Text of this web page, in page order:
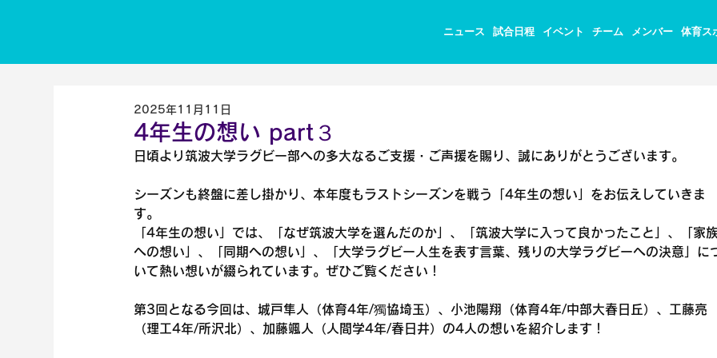
ニュース 試合日程 イベント チーム メンバー 体育ス
4年生の想い part３
2025年11月11日
日頃より筑波大学ラグビー部への多大なるご支援・ご声援を賜り、誠にありがとうございます。
シーズンも終盤に差し掛かり、本年度もラストシーズンを戦う「4年生の想い」をお伝えしていきま
す。
「4年生の想い」では、「なぜ筑波大学を選んだのか」、「筑波大学に入って良かったこと」、「家
への想い」、「同期への想い」、「大学ラグビー人生を表す言葉、残りの大学ラグビーへの決意」に
いて熱い想いが綴られています。ぜひご覧ください！
第3回となる今回は、城戸隼人（体育4年/獨協埼玉）、小池陽翔（体育4年/中部大春日丘）、工藤亮
（理工4年/所沢北）、加藤颯人（人間学4年/春日井）の4人の想いを紹介します！